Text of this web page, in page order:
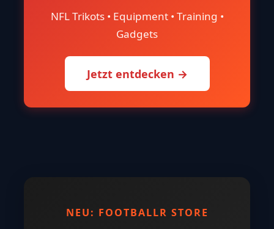
NFL Trikots • Equipment • Training •
Gadgets
Jetzt entdecken →
NEU: FOOTBALLR STORE